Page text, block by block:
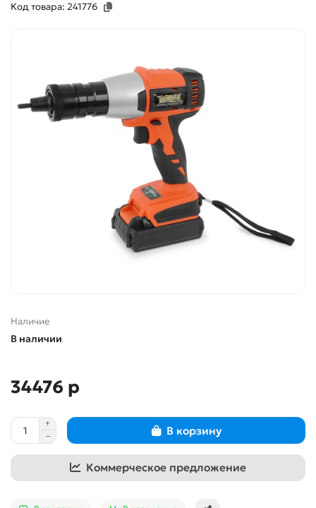
Код товара: 241776
Наличие
В наличии
34476 р
В корзину
Коммерческое предложение